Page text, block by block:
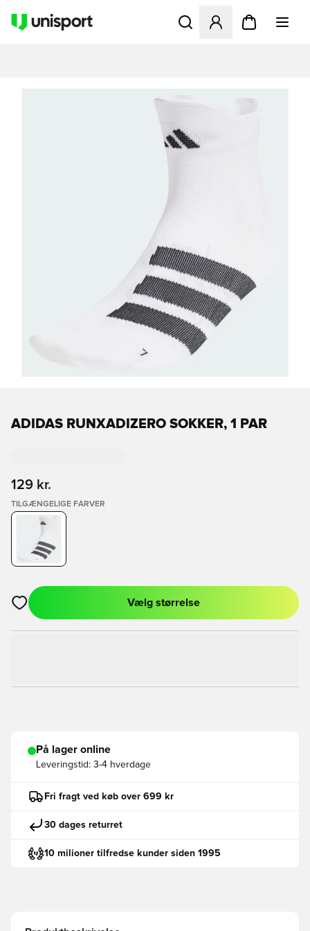
Åbner en Modal til at
ADIDAS RUNXADIZERO SOKKER, 1 PAR
129 kr.
TILGÆNGELIGE FARVER
Åbner en Modal til at logge ind eller tilmelde dig som medlem
Vælg størrelse
På lager online
Leveringstid: 3-4 hverdage
Fri fragt ved køb over 699 kr
30 dages returret
10 milioner tilfredse kunder siden 1995